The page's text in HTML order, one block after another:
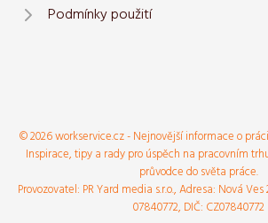
Podmínky použití
© 2026 workservice.cz - Nejnovější informace o
Inspirace, tipy a rady pro úspěch na pracovním
průvodce do světa práce.
Provozovatel: PR Yard media s.r.o., Adresa: Nová Ves
07840772, DIČ: CZ07840772